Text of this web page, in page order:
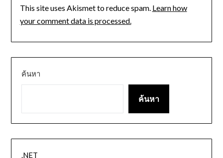
This site uses Akismet to reduce spam. Learn how
your comment data is processed.
ค้นหา
ค้นหา
.NET